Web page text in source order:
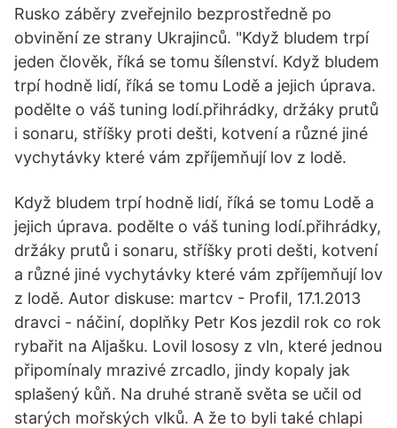
Rusko záběry zveřejnilo bezprostředně po
obvinění ze strany Ukrajinců. "Když bludem trpí
jeden člověk, říká se tomu šílenství. Když bludem
trpí hodně lidí, říká se tomu Lodě a jejich úprava.
podělte o váš tuning lodí.přihrádky, držáky prutů
i sonaru, stříšky proti dešti, kotvení a různé jiné
vychytávky které vám zpříjemňují lov z lodě.
Když bludem trpí hodně lidí, říká se tomu Lodě a
jejich úprava. podělte o váš tuning lodí.přihrádky,
držáky prutů i sonaru, stříšky proti dešti, kotvení
a různé jiné vychytávky které vám zpříjemňují lov
z lodě. Autor diskuse: martcv - Profil, 17.1.2013
dravci - náčiní, doplňky Petr Kos jezdil rok co rok
rybařit na Aljašku. Lovil lososy z vln, které jednou
připomínaly mrazivé zrcadlo, jindy kopaly jak
splašený kůň. Na druhé straně světa se učil od
starých mořských vlků. A že to byli také chlapi